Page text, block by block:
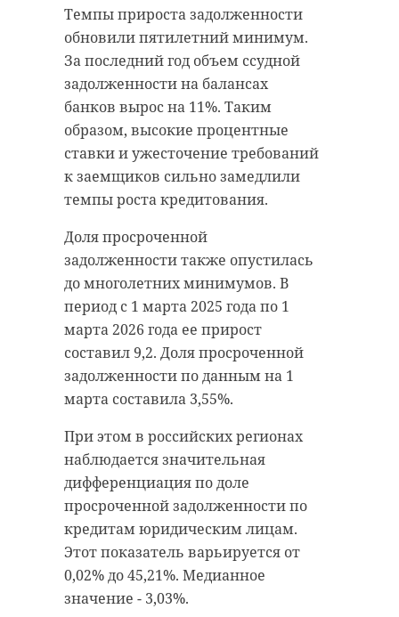
Темпы прироста задолженности
обновили пятилетний минимум.
За последний год объем ссудной
задолженности на балансах
банков вырос на 11%. Таким
образом, высокие процентные
ставки и ужесточение требований
к заемщиков сильно замедлили
темпы роста кредитования.
Доля просроченной
задолженности также опустилась
до многолетних минимумов. В
период с 1 марта 2025 года по 1
марта 2026 года ее прирост
составил 9,2. Доля просроченной
задолженности по данным на 1
марта составила 3,55%.
При этом в российских регионах
наблюдается значительная
дифференциация по доле
просроченной задолженности по
кредитам юридическим лицам.
Этот показатель варьируется от
0,02% до 45,21%. Медианное
значение - 3,03%.
губернатора и правительства 47
региона, в ближайшие годы в
Ленобласти планируется
поэтапное закрытие всех
полигонов твердых бытовых
отходов и замена их комплексами
по переработке. Новый объект
станет частью этой системы и
должен снизить нагрузку на
переработки и повторного
использования отходов.
Председатель комитета
госэконадзора Ленинградской
области Рамила Агаева
подчеркнула, что проект "Рахья"
реализуется с соблюдением всех
норм. По ее словам, цель
комплекса — извлекать
максимум пользы из отходов и
минимизировать их вредное
воздействие на природу региона.
Переход на КПО позволит
сократить объемы захоронения
имущества.
Приговор чиновникам вынесли во
вторник, 28 апреля. Установлено,
что сотрудники администраций с
использованием служебного
положения похитили земельный
участок площадью более 37,8
тысячи квадратных метров,
поселении имени Морозова.
Каждого из подсудимых
приговорили к наказанию в виде
лишения свободы сроком на
четыре года условно. Они также
выплатят штрафы в размере 400
тысяч рублей. Чиновники также
органах власти и местного
самоуправления на два года.
Приговоры суда в законную силу
не вступили, - уточнили в
Объединенной пресс-службе судов
Ленинградской области.